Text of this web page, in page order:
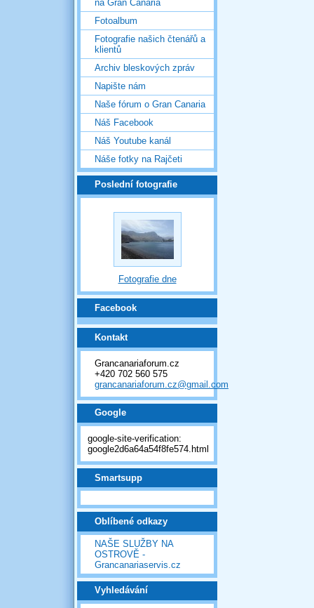
na Gran Canaria
Fotoalbum
Fotografie našich čtenářů a
klientů
Archiv bleskových zpráv
Napište nám
Naše fórum o Gran Canaria
Náš Facebook
Náš Youtube kanál
Náše fotky na Rajčeti
Poslední fotografie
Fotografie dne
Facebook
Kontakt
Grancanariaforum.cz
+420 702 560 575
grancanariaforum.cz@gmail.com
Google
google-site-verification:
google2d6a64a54f8fe574.html
Smartsupp
Oblíbené odkazy
NAŠE SLUŽBY NA
OSTROVĚ -
Grancanariaservis.cz
Vyhledávání